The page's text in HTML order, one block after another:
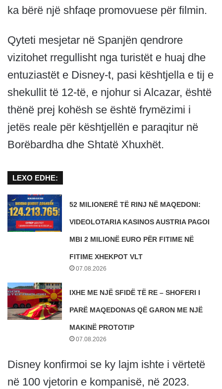
ka bërë një shfaqe promovuese për filmin.
Qyteti mesjetar në Spanjën qendrore
vizitohet rregullisht nga turistët e huaj dhe
entuziastët e Disney-t, pasi kështjella e tij e
shekullit të 12-të, e njohur si Alcazar, është
thënë prej kohësh se është frymëzimi i
jetës reale për kështjellën e paraqitur në
Borëbardha dhe Shtatë Xhuxhët.
LEXO EDHE:
52 MILIONERË TË RINJ NË MAQEDONI:
VIDEOLOTARIA KASINOS AUSTRIA PAGOI
MBI 2 MILIONË EURO PËR FITIME NË
FITIME XHEKPOT VLT
07.08.2026
IXHE ME NJË SFIDË TË RE – SHOFERI I
PARË MAQEDONAS QË GARON ME NJË
MAKINË PROTOTIP
07.08.2026
Disney konfirmoi se ky lajm ishte i vërtetë
në 100 vjetorin e kompanisë, në 2023.